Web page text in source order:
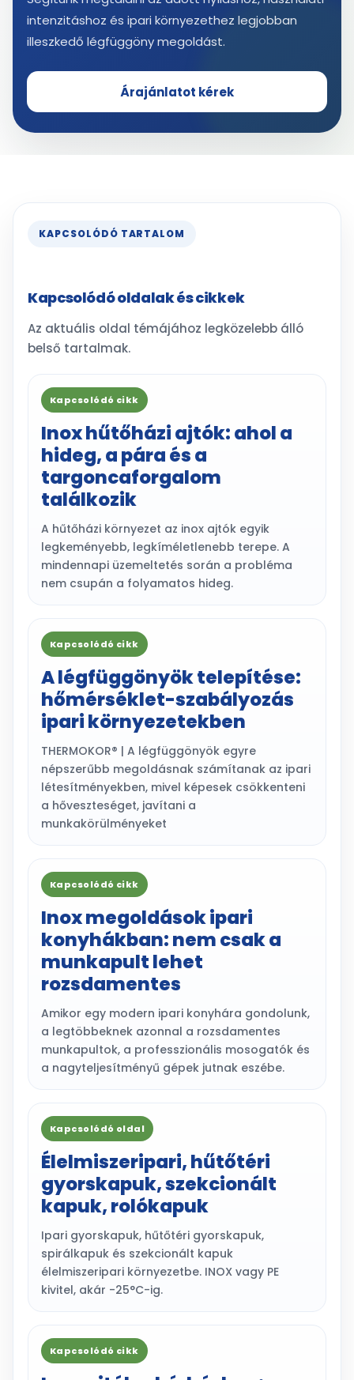
intenzitáshoz és ipari környezethez legjobban
illeszkedő légfüggöny megoldást.
Árajánlatot kérek
KAPCSOLÓDÓ TARTALOM
Kapcsolódó oldalak és cikkek
Az aktuális oldal témájához legközelebb álló
belső tartalmak.
Kapcsolódó cikk
Inox hűtőházi ajtók: ahol a
hideg, a pára és a
targoncaforgalom
találkozik
A hűtőházi környezet az inox ajtók egyik
legkeményebb, legkíméletlenebb terepe. A
mindennapi üzemeltetés során a probléma
nem csupán a folyamatos hideg.
Kapcsolódó cikk
A légfüggönyök telepítése:
hőmérséklet-szabályozás
ipari környezetekben
THERMOKOR® | A légfüggönyök egyre
népszerűbb megoldásnak számítanak az ipari
létesítményekben, mivel képesek csökkenteni
a hőveszteséget, javítani a
munkakörülményeket
Kapcsolódó cikk
Inox megoldások ipari
konyhákban: nem csak a
munkapult lehet
rozsdamentes
Amikor egy modern ipari konyhára gondolunk,
a legtöbbeknek azonnal a rozsdamentes
munkapultok, a professzionális mosogatók és
a nagyteljesítményű gépek jutnak eszébe.
Kapcsolódó oldal
Élelmiszeripari, hűtőtéri
gyorskapuk, szekcionált
kapuk, rolókapuk
Ipari gyorskapuk, hűtőtéri gyorskapuk,
spirálkapuk és szekcionált kapuk
élelmiszeripari környezetbe. INOX vagy PE
kivitel, akár -25°C-ig.
Kapcsolódó cikk